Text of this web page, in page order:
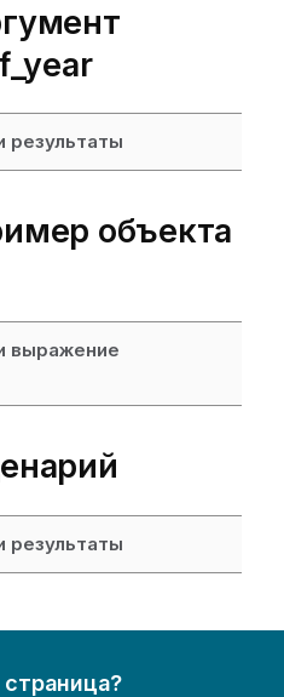
результаты
объекта
выражение
результаты